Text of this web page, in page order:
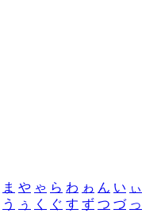
ま や ゃ ら わ ゎ ん い ぃ
う ぅ く ぐ す ず つ づ っ